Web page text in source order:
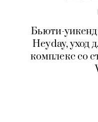
Бьюти-
Heyday, уход
комплекс со